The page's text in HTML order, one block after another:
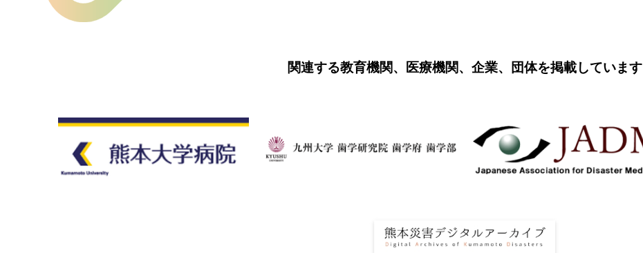
関連する教育機関、医療機関、企業、団体を掲載しています